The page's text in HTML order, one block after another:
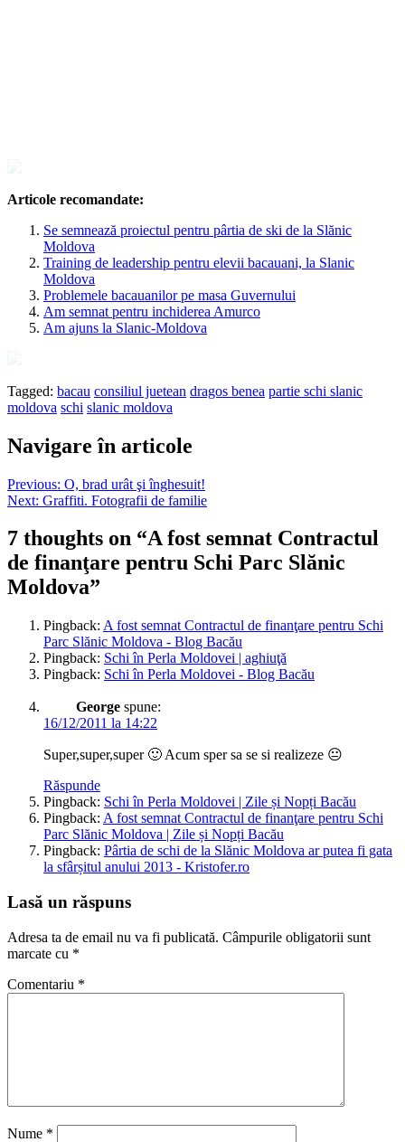
Articole recomandate:
Se semnează proiectul pentru pârtia de ski de la Slănic
Moldova
Training de leadership pentru elevii bacauani, la Slanic
Moldova
Problemele bacauanilor pe masa Guvernului
Am semnat pentru inchiderea Amurco
Am ajuns la Slanic-Moldova
Tagged: bacau consiliul juetean dragos benea partie schi slanic
moldova schi slanic moldova
Navigare în articole
Previous: O, brad urât şi înghesuit!
Next: Graffiti. Fotografii de familie
7 thoughts on “A fost semnat Contractul
de finanţare pentru Schi Parc Slănic
Moldova”
Pingback: A fost semnat Contractul de finanţare pentru Schi
Parc Slănic Moldova - Blog Bacău
Pingback: Schi în Perla Moldovei | aghiuţă
Pingback: Schi în Perla Moldovei - Blog Bacău
George spune:
16/12/2011 la 14:22
Super,super,super 🙂 Acum sper sa se si realizeze 😐
Răspunde
Pingback: Schi în Perla Moldovei | Zile și Nopți Bacău
Pingback: A fost semnat Contractul de finanţare pentru Schi
Parc Slănic Moldova | Zile și Nopți Bacău
Pingback: Pârtia de schi de la Slănic Moldova ar putea fi gata
la sfârșitul anului 2013 - Kristofer.ro
Lasă un răspuns
Adresa ta de email nu va fi publicată. Câmpurile obligatorii sunt
marcate cu *
Comentariu *
Nume *